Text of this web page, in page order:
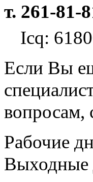
т. 261-81-
Icq:
Если Вы
вопросам,
Рабочие
Выходные